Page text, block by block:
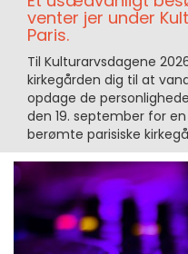
venter jer under
Paris.
Til Kulturarvsdagene
kirkegården dig til at
opdage de
den 19. september for
berømte parisiske